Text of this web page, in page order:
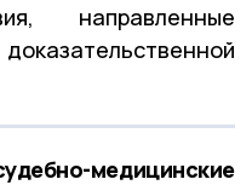
направленные
медицинские